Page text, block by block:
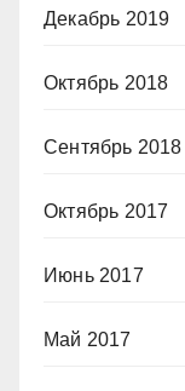
Декабрь 2019
Октябрь 2018
Сентябрь 2018
Октябрь 2017
Июнь 2017
Май 2017